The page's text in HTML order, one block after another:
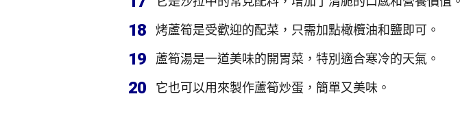
18 烤蘆筍是受歡迎的配菜，只需加點橄欖油和鹽即可。
19 蘆筍湯是一道美味的開胃菜，特別適合寒冷的天氣。
20 它也可以用來製作蘆筍炒蛋，簡單又美味。